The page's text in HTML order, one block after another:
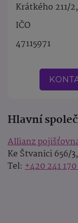
Krátkého 211/
IČO
47115971
Hlavní
Allianz
Ke Štvanici 656/
Tel: +420 241